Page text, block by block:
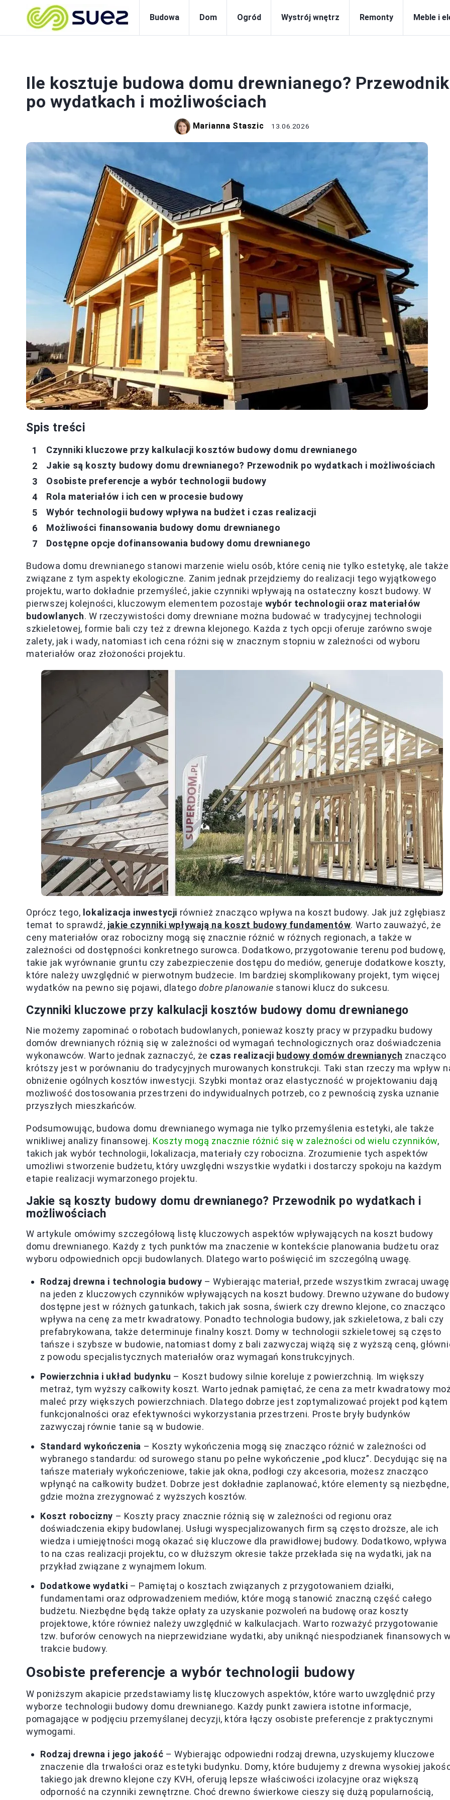
Budowa Dom Ogród Wystrój wnętrz Remonty Meble i
Ile kosztuje budowa domu drewnianego? Przewodnik
po wydatkach i możliwościach
Marianna Staszic 13.06.2026
Spis treści
Czynniki kluczowe przy kalkulacji kosztów budowy domu drewnianego
Jakie są koszty budowy domu drewnianego? Przewodnik po wydatkach i możliwościach
Osobiste preferencje a wybór technologii budowy
Rola materiałów i ich cen w procesie budowy
Wybór technologii budowy wpływa na budżet i czas realizacji
Możliwości finansowania budowy domu drewnianego
Dostępne opcje dofinansowania budowy domu drewnianego
Budowa domu drewnianego stanowi marzenie wielu osób, które cenią nie tylko estetykę, ale także
związane z tym aspekty ekologiczne. Zanim jednak przejdziemy do realizacji tego wyjątkowego
projektu, warto dokładnie przemyśleć, jakie czynniki wpływają na ostateczny koszt budowy. W
pierwszej kolejności, kluczowym elementem pozostajewybór technologii oraz materiałów
budowlanych. W rzeczywistości domy drewniane można budować w tradycyjnej technologii
szkieletowej, formie bali czy też z drewna klejonego. Każda z tych opcji oferuje zarówno swoje
zalety, jak i wady, natomiast ich cena różni się w znacznym stopniu w zależności od wyboru
materiałów oraz złożoności projektu.
Oprócz tego, lokalizacja inwestycji również znacząco wpływa na koszt budowy. Jak już zgłębiasz
temat to sprawdź, jakie czynniki wpływają na koszt budowy fundamentów. Warto zauważyć, że
ceny materiałów oraz robocizny mogą się znacznie różnić w różnych regionach, a także w
zależności od dostępności konkretnego surowca. Dodatkowo, przygotowanie terenu pod budowę,
takie jak wyrównanie gruntu czy zabezpieczenie dostępu do mediów, generuje dodatkowe koszty,
które należy uwzględnić w pierwotnym budżecie. Im bardziej skomplikowany projekt, tym więcej
wydatków na pewno się pojawi, dlatego dobre planowanie stanowi klucz do sukcesu.
Czynniki kluczowe przy kalkulacji kosztów budowy domu drewnianego
Nie możemy zapominać o robotach budowlanych, ponieważ koszty pracy w przypadku budowy
domów drewnianych różnią się w zależności od wymagań technologicznych oraz doświadczenia
wykonawców. Warto jednak zaznaczyć, że czas realizacji budowy domów drewnianych znacząco
krótszy jest w porównaniu do tradycyjnych murowanych konstrukcji. Taki stan rzeczy ma wpływ
obniżenie ogólnych kosztów inwestycji. Szybki montaż oraz elastyczność w projektowaniu dają
możliwość dostosowania przestrzeni do indywidualnych potrzeb, co z pewnością zyska uznanie
przyszłych mieszkańców.
Podsumowując, budowa domu drewnianego wymaga nie tylko przemyślenia estetyki, ale także
wnikliwej analizy finansowej. Koszty mogą znacznie różnić się w zależności od wielu czynników,
takich jak wybór technologii, lokalizacja, materiały czy robocizna. Zrozumienie tych aspektów
umożliwi stworzenie budżetu, który uwzględni wszystkie wydatki i dostarczy spokoju na każdym
etapie realizacji wymarzonego projektu.
Jakie są koszty budowy domu drewnianego? Przewodnik po wydatkach i
możliwościach
W artykule omówimy szczegółową listę kluczowych aspektów wpływających na koszt budowy
domu drewnianego. Każdy z tych punktów ma znaczenie w kontekście planowania budżetu oraz
wyboru odpowiednich opcji budowlanych. Dlatego warto poświęcić im szczególną uwagę.
Rodzaj drewna i technologia budowy – Wybierając materiał, przede wszystkim zwracaj uwagę
na jeden z kluczowych czynników wpływających na koszt budowy. Drewno używane do budowy
dostępne jest w różnych gatunkach, takich jak sosna, świerk czy drewno klejone, co znacząco
wpływa na cenę za metr kwadratowy. Ponadto technologia budowy, jak szkieletowa, z bali czy
prefabrykowana, także determinuje finalny koszt. Domy w technologii szkieletowej są często
tańsze i szybsze w budowie, natomiast domy z bali zazwyczaj wiążą się z wyższą ceną,
z powodu specjalistycznych materiałów oraz wymagań konstrukcyjnych.
Powierzchnia i układ budynku – Koszt budowy silnie koreluje z powierzchnią. Im większy
metraż, tym wyższy całkowity koszt. Warto jednak pamiętać, że cena za metr kwadratowy
maleć przy większych powierzchniach. Dlatego dobrze jest zoptymalizować projekt pod kątem
funkcjonalności oraz efektywności wykorzystania przestrzeni. Proste bryły budynków
zazwyczaj równie tanie są w budowie.
Standard wykończenia – Koszty wykończenia mogą się znacząco różnić w zależności od
wybranego standardu: od surowego stanu po pełne wykończenie „pod klucz”. Decydując się na
tańsze materiały wykończeniowe, takie jak okna, podłogi czy akcesoria, możesz znacząco
wpłynąć na całkowity budżet. Dobrze jest dokładnie zaplanować, które elementy są
gdzie można zrezygnować z wyższych kosztów.
Koszt robocizny – Koszty pracy znacznie różnią się w zależności od regionu oraz
doświadczenia ekipy budowlanej. Usługi wyspecjalizowanych firm są często droższe, ale ich
wiedza i umiejętności mogą okazać się kluczowe dla prawidłowej budowy. Dodatkowo, wpływa
to na czas realizacji projektu, co w dłuższym okresie także przekłada się na wydatki, jak na
przykład związane z wynajmem lokum.
Dodatkowe wydatki – Pamiętaj o kosztach związanych z przygotowaniem działki,
fundamentami oraz odprowadzeniem mediów, które mogą stanowić znaczną część całego
budżetu. Niezbędne będą także opłaty za uzyskanie pozwoleń na budowę oraz koszty
projektowe, które również należy uwzględnić w kalkulacjach. Warto rozważyć przygotowanie
tzw. buforów cenowych na nieprzewidziane wydatki, aby uniknąć niespodzianek finansowych
trakcie budowy.
Osobiste preferencje a wybór technologii budowy
W poniższym akapicie przedstawiamy listę kluczowych aspektów, które warto uwzględnić przy
wyborze technologii budowy domu drewnianego. Każdy punkt zawiera istotne informacje,
pomagające w podjęciu przemyślanej decyzji, która łączy osobiste preferencje z praktycznymi
wymogami.
Rodzaj drewna i jego jakość – Wybierając odpowiedni rodzaj drewna, uzyskujemy kluczowe
znaczenie dla trwałości oraz estetyki budynku. Domy, które budujemy z drewna wysokiej
takiego jak drewno klejone czy KVH, oferują lepsze właściwości izolacyjne oraz większą
odporność na czynniki zewnętrzne. Choć drewno świerkowe cieszy się dużą popularnością,